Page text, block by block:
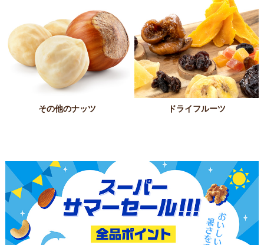
その他のナッツ ドライフルーツ